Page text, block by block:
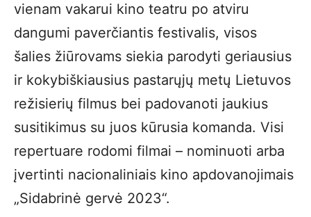
vienam vakarui kino teatru po atviru
dangumi paverčiantis festivalis, visos
šalies žiūrovams siekia parodyti geriausius
ir kokybiškiausius pastarųjų metų Lietuvos
režisierių filmus bei padovanoti jaukius
susitikimus su juos kūrusia komanda. Visi
repertuare rodomi filmai – nominuoti arba
įvertinti nacionaliniais kino apdovanojimais
„Sidabrinė gervė 2023“.